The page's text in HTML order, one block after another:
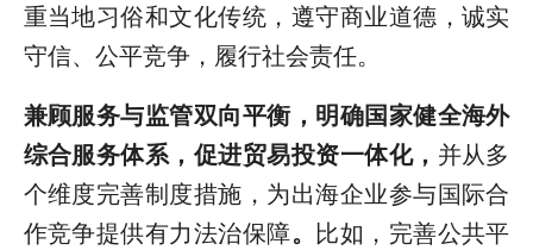
重当地习俗和文化传统，遵守商业道德，诚实
守信、公平竞争，履行社会责任。
兼顾服务与监管双向平衡，明确国家健全海外
综合服务体系，促进贸易投资一体化， 并从多
个维度完善制度措施，为出海企业参与国际合
作竞争提供有力法治保障。
比如，完善公共平